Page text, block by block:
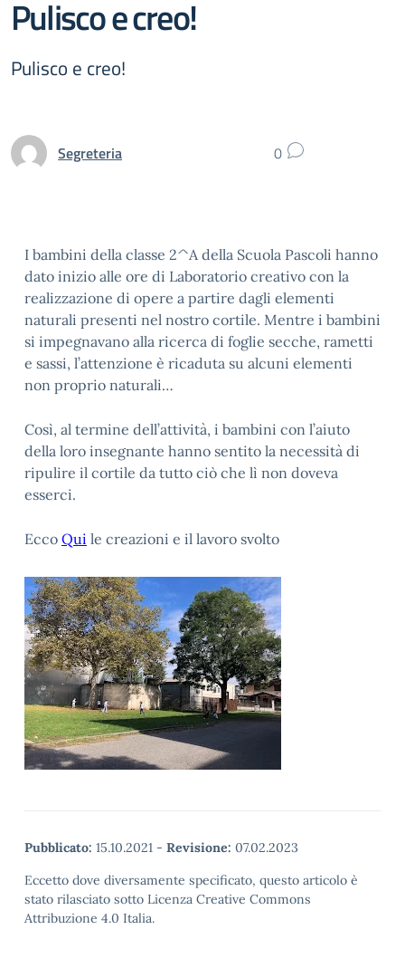
Pulisco e creo!
Pulisco e creo!
Segreteria 0
I bambini della classe 2^A della Scuola Pascoli hanno
dato inizio alle ore di Laboratorio creativo con la
realizzazione di opere a partire dagli elementi
naturali presenti nel nostro cortile. Mentre i bambini
si impegnavano alla ricerca di foglie secche, rametti
e sassi, l’attenzione è ricaduta su alcuni elementi
non proprio naturali…
Così, al termine dell’attività, i bambini con l’aiuto
della loro insegnante hanno sentito la necessità di
ripulire il cortile da tutto ciò che lì non doveva
esserci.
Ecco Qui le creazioni e il lavoro svolto
Pubblicato: 15.10.2021 - Revisione: 07.02.2023
Eccetto dove diversamente specificato, questo articolo è
stato rilasciato sotto Licenza Creative Commons
Attribuzione 4.0 Italia.